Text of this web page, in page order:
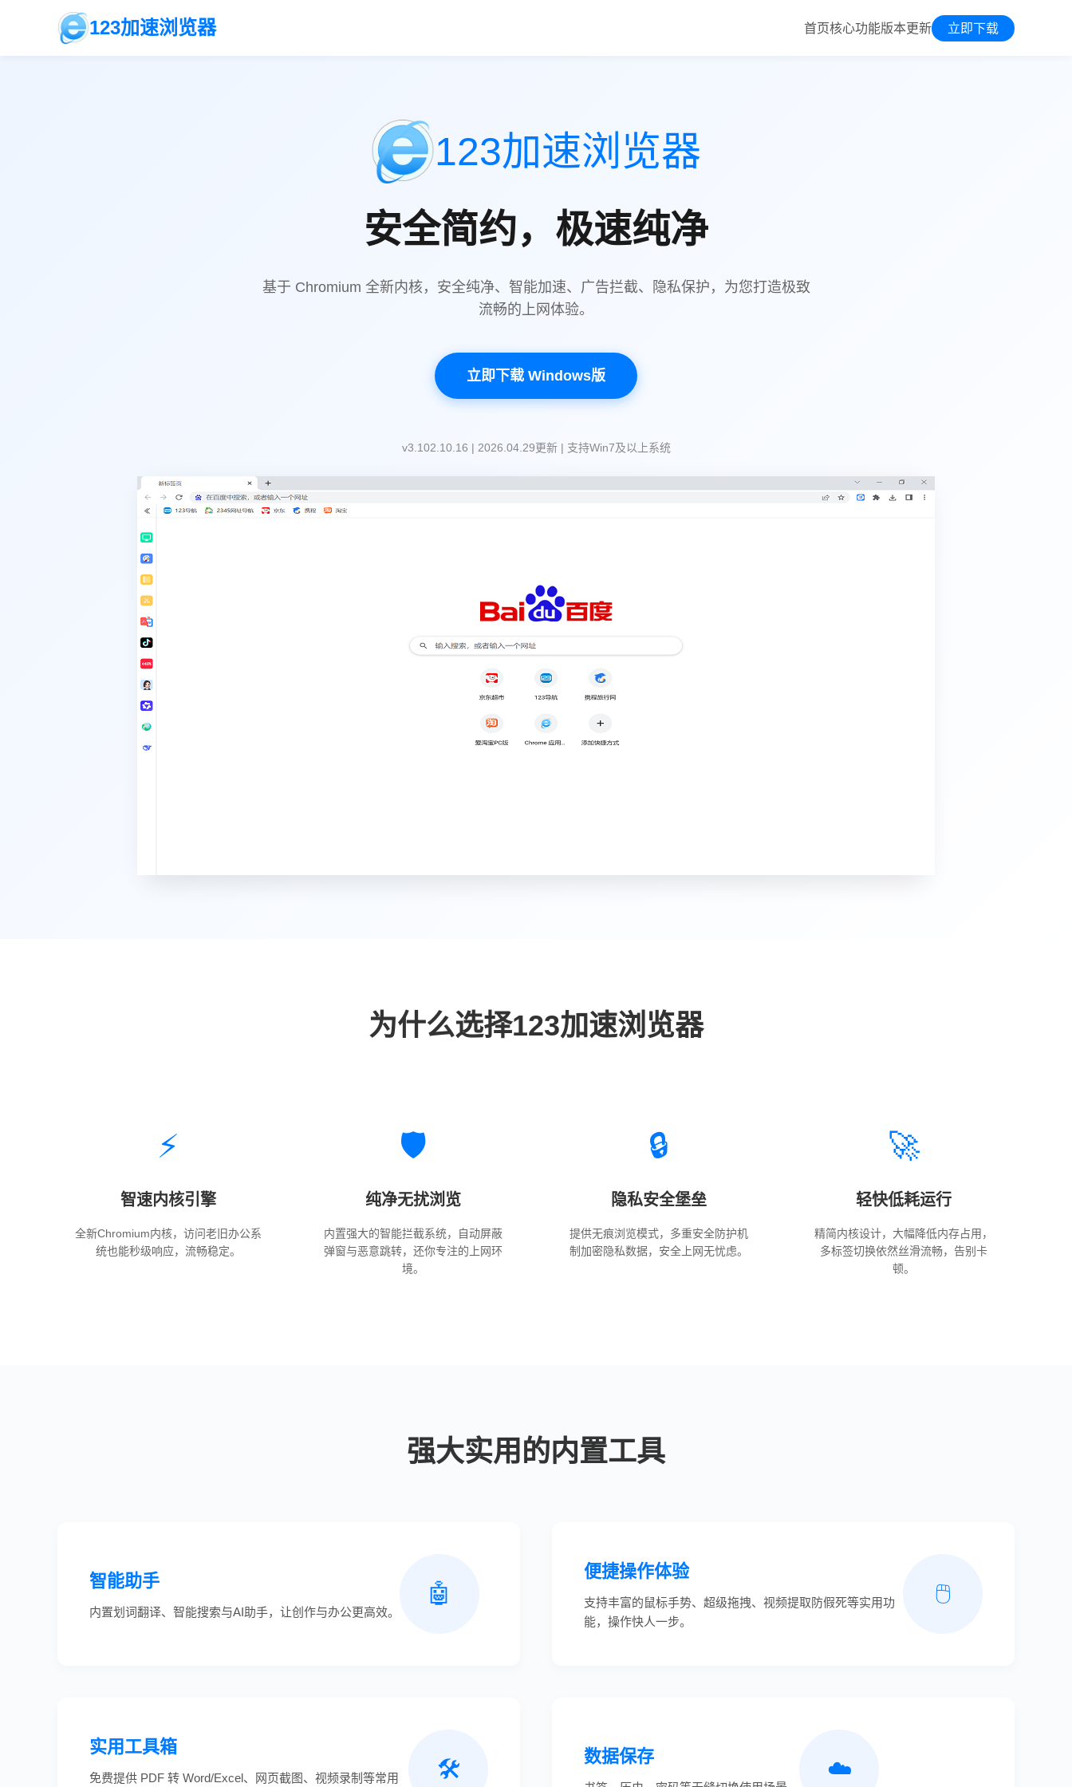
123加速浏览器 首页核心功能版本更新 立即下载
123加速浏览器
安全简约，极速纯净
基于 Chromium 全新内核，安全纯净、智能加速、广告拦截、隐私保护，为您打造极致
流畅的上网体验。
立即下载 Windows版
v3.102.10.16 | 2026.04.29更新 | 支持Win7及以上系统
为什么选择123加速浏览器
⚡
智速内核引擎
全新Chromium内核，访问老旧办公系
统也能秒级响应，流畅稳定。
🛡️
纯净无扰浏览
内置强大的智能拦截系统，自动屏蔽
弹窗与恶意跳转，还你专注的上网环
境。
🔒
隐私安全堡垒
提供无痕浏览模式，多重安全防护机
制加密隐私数据，安全上网无忧虑。
🚀
轻快低耗运行
精简内核设计，大幅降低内存占用，
多标签切换依然丝滑流畅，告别卡
顿。
强大实用的内置工具
智能助手
内置划词翻译、智能搜索与AI助手，让创作与办公更高效。
🤖
便捷操作体验
支持丰富的鼠标手势、超级拖拽、视频提取防假死等实用功
能，操作快人一步。
🖱️
实用工具箱
免费提供 PDF 转 Word/Excel、网页截图、视频录制等常用 🛠️ 数据保存 ☁️